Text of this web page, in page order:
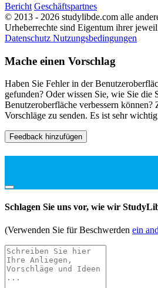
Bericht Geschäftspartnes
© 2013 - 2026 studylibde.com alle
Urheberrechte sind Eigentum ihrer
Datenschutz Nutzungsbedingungen
Mache einen Vorschlag
Haben Sie Fehler in der
gefunden? Oder wissen Sie, wie Sie die
Benutzeroberfläche verbessern können?
Vorschläge zu senden. Es ist sehr
Feedback hinzufügen
Schlagen Sie uns vor, wie wir
(Verwenden Sie für Beschwerden ein